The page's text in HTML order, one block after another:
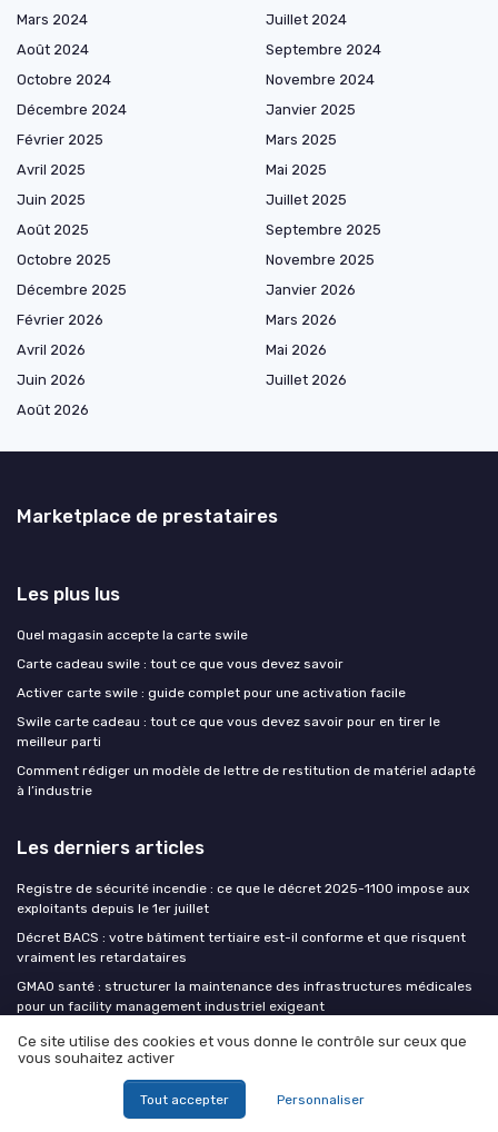
Mars 2024
Juillet 2024
Août 2024
Septembre 2024
Octobre 2024
Novembre 2024
Décembre 2024
Janvier 2025
Février 2025
Mars 2025
Avril 2025
Mai 2025
Juin 2025
Juillet 2025
Août 2025
Septembre 2025
Octobre 2025
Novembre 2025
Décembre 2025
Janvier 2026
Février 2026
Mars 2026
Avril 2026
Mai 2026
Juin 2026
Juillet 2026
Août 2026
Marketplace de prestataires
Les plus lus
Quel magasin accepte la carte swile
Carte cadeau swile : tout ce que vous devez savoir
Activer carte swile : guide complet pour une activation facile
Swile carte cadeau : tout ce que vous devez savoir pour en tirer le
meilleur parti
Comment rédiger un modèle de lettre de restitution de matériel adapté
à l’industrie
Les derniers articles
Registre de sécurité incendie : ce que le décret 2025-1100 impose aux
exploitants depuis le 1er juillet
Décret BACS : votre bâtiment tertiaire est-il conforme et que risquent
vraiment les retardataires
GMAO santé : structurer la maintenance des infrastructures médicales
pour un facility management industriel exigeant
IA en facility management : ce qui sépare un POC réussi d'un
déploiement que les techniciens utilisent
Structurer les contracted out services pour sécuriser la gestion des
fournisseurs en industrie
Ce site utilise des cookies et vous donne le contrôle sur ceux que
vous souhaitez activer
Tout accepter Personnaliser